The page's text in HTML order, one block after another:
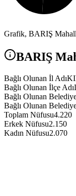
Grafik, BARIŞ
BARIŞ
Bağlı Olunan İl Adı
Bağlı Olunan İlçe Adı
Bağlı Olunan
Bağlı Olunan
Toplam Nüfusu4.220
Erkek Nüfusu2.150
Kadın Nüfusu2.070